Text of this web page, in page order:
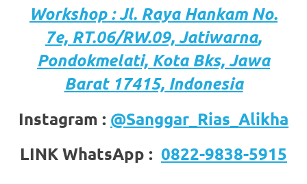
rolex.
content
https://
imitation
https://www.gameswatches.com
Workshop : Jl. Raya HankamNo.
7e, RT.06/RW.09, Jatiwarna,
Pondokmelati, KotaBks, Jawa
Barat 17415, Indonesia
Instagram : @Sanggar_Rias_Alikha
LINK WhatsApp : 0822-9838-5915